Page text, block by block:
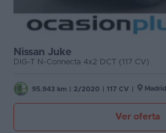
Nissan Juke
DIG-T N-Connecta 4x2 DCT (117 CV)
95.943 km 2/2020 117 CV Madrid
Ver oferta